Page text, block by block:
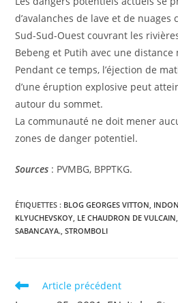
d’avalanches de lave et de
Sud-Sud-Ouest couvrant les
Bebeng et Putih avec une distance
Pendant ce temps, l’éjection de
d’une éruption explosive peut
autour du sommet.
La communauté ne doit mener
zones de danger potentiel.
Sources : PVMBG, BPPTKG.
ÉTIQUETTES : BLOG GEORGES VITTON,
KLYUCHEVSKOY, LE CHAUDRON DE VULCAIN,
SABANCAYA., STROMBOLI
Read
Article précédent